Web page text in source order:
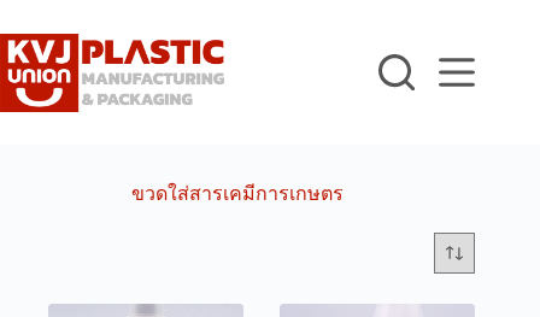
to
content
ขวดใส่สารเคมีการเกษตร